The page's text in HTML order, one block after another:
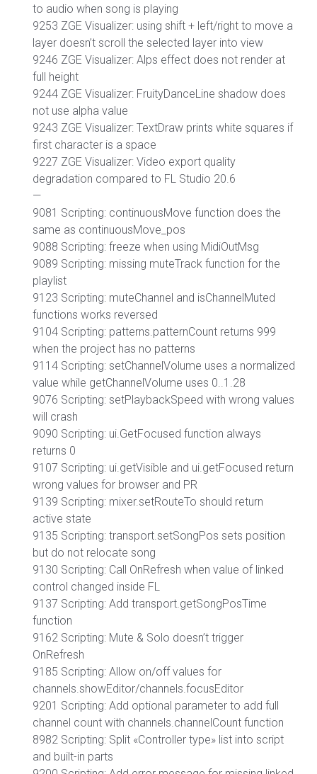
to audio when song is playing
9253 ZGE Visualizer: using shift + left/right to move a
layer doesn’t scroll the selected layer into view
9246 ZGE Visualizer: Alps effect does not render at
full height
9244 ZGE Visualizer: FruityDanceLine shadow does
not use alpha value
9243 ZGE Visualizer: TextDraw prints white squares if
first character is a space
9227 ZGE Visualizer: Video export quality
degradation compared to FL Studio 20.6
—
9081 Scripting: continuousMove function does the
same as continuousMove_pos
9088 Scripting: freeze when using MidiOutMsg
9089 Scripting: missing muteTrack function for the
playlist
9123 Scripting: muteChannel and isChannelMuted
functions works reversed
9104 Scripting: patterns.patternCount returns 999
when the project has no patterns
9114 Scripting: setChannelVolume uses a normalized
value while getChannelVolume uses 0..1.28
9076 Scripting: setPlaybackSpeed with wrong values
will crash
9090 Scripting: ui.GetFocused function always
returns 0
9107 Scripting: ui.getVisible and ui.getFocused return
wrong values for browser and PR
9139 Scripting: mixer.setRouteTo should return
active state
9135 Scripting: transport.setSongPos sets position
but do not relocate song
9130 Scripting: Call OnRefresh when value of linked
control changed inside FL
9137 Scripting: Add transport.getSongPosTime
function
9162 Scripting: Mute & Solo doesn’t trigger
OnRefresh
9185 Scripting: Allow on/off values for
channels.showEditor/channels.focusEditor
9201 Scripting: Add optional parameter to add full
channel count with channels.channelCount function
8982 Scripting: Split «Controller type» list into script
and built-in parts